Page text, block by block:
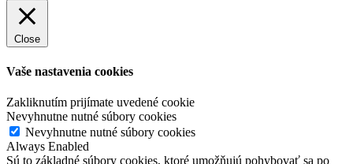
Close
Vaše nastavenia cookies
Zakliknutím prijímate uvedené cookie
Nevyhnutne nutné súbory cookies
Nevyhnutne nutné súbory cookies
Always Enabled
Sú to základné súbory cookies, ktoré umožňujú pohybovať sa po